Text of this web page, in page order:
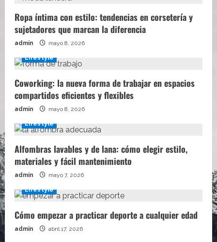
Ropa íntima con estilo: tendencias en corsetería y
sujetadores que marcan la diferencia
admin mayo 8, 2026
Lifestyle
Coworking: la nueva forma de trabajar en espacios
compartidos eficientes y flexibles
admin mayo 8, 2026
Lifestyle
Alfombras lavables y de lana: cómo elegir estilo,
materiales y fácil mantenimiento
admin mayo 7, 2026
Lifestyle
Cómo empezar a practicar deporte a cualquier edad
admin abril 17, 2026